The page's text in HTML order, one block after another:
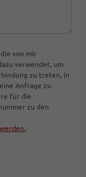
die von mir
verwendet, um
zu treten, in
Anfrage zu
für die
zu den